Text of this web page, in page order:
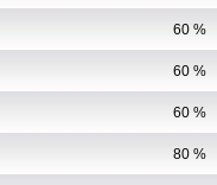
60 %
60 %
60 %
80 %